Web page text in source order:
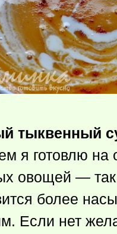
тыквенный
я готовлю на
овощей — так
более
Если нет